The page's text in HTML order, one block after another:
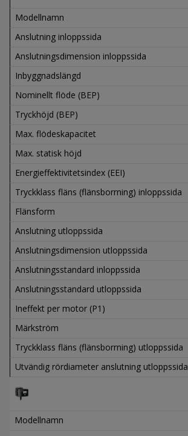
Modellnamn
Anslutning inloppssida
Anslutningsdimension inloppssida
Inbyggnadslängd
Nominellt flöde (BEP)
Tryckhöjd (BEP)
Max. flödeskapacitet
Max. statisk höjd
Energieffektivitetsindex (EEI)
Tryckklass fläns (flänsborrning) inloppssida
Flänsform
Anslutning utloppssida
Anslutningsdimension utloppssida
Anslutningsstandard inloppssida
Anslutningsstandard utloppssida
Ineffekt per motor (P1)
Märkström
Tryckklass fläns (flänsborrning) utloppssida
Utvändig rördiameter anslutning utloppssida
Modellnamn